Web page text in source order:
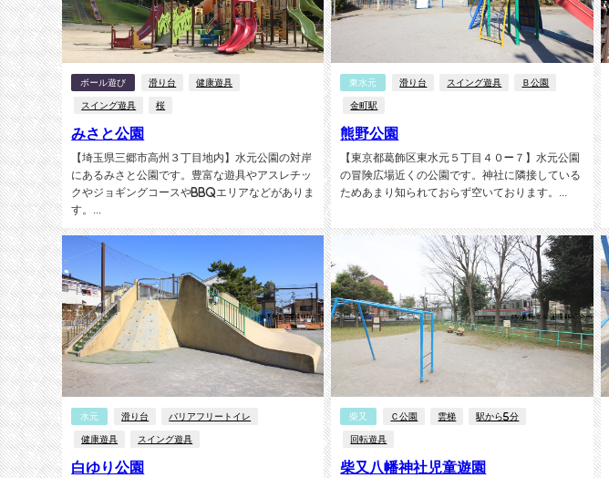
ボール遊び 滑り台 健康遊具
スイング遊具 桜
みさと公園
【埼玉県三郷市高州３丁目地内】水元公園の対岸
にあるみさと公園です。豊富な遊具やアスレチッ
クやジョギングコースやBBQエリアなどがありま
す。...
東水元 滑り台 スイング遊具 Ｂ公園
金町駅
熊野公園
【東京都葛飾区東水元５丁目４０−７】水元公園
の冒険広場近くの公園です。神社に隣接している
ためあまり知られておらず空いております。...
水元 滑り台 バリアフリートイレ
健康遊具 スイング遊具
白ゆり公園
柴又 Ｃ公園 雲梯 駅から5分
回転遊具
柴又八幡神社児童遊園